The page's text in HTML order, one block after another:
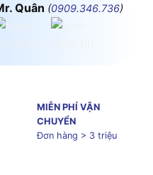
Quân (0909.346.736)
MIỄN PHÍ VẬN
CHUYỂN
Đơn hàng > 3 triệu